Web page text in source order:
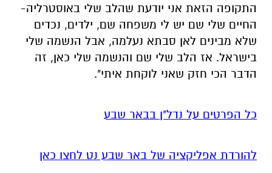
התקופה הזאת אני יודעת שהלב שלי באוסטרליה-
החיים שלי שם יש לי משפחה שם, ילדים, נכדים
שלא מבינים לאן סבתא נעלמה, אבל הנשמה שלי
בישראל. אז הלב שלי שם והנשמה שלי כאן, זה
הדבר הכי חזק שאני לוקחת איתי".
כל הפרטים על נדל"ן בבאר שבע
להורדת אפליקציה של באר שבע נט לחצו כאן